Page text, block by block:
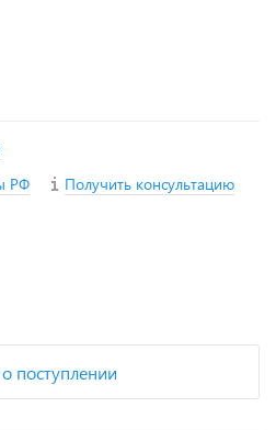
РФ
Получить консультацию
поступлении